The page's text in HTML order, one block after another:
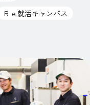
Ｒｅ就活キャンパス